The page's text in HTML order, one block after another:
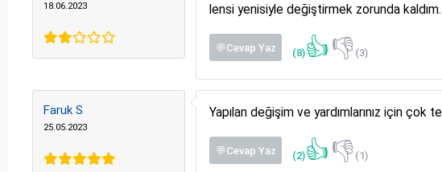
18.06.2023
lensi yenisiyle değiştirmek zorunda kaldım.
💬Cevap Yaz (8)👍👎 (3)
Faruk S
25.05.2023
Yapılan değişim ve yardımlarınız için çok
💬Cevap Yaz (2)👍👎 (1)